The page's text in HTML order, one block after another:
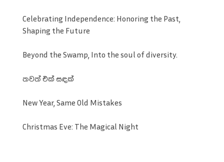
Celebrating Independence: Honoring the Past,
Shaping the Future
Beyond the Swamp, Into the soul of diversity.
තවත් එක් සඳක්
New Year, Same Old Mistakes
Christmas Eve: The Magical Night